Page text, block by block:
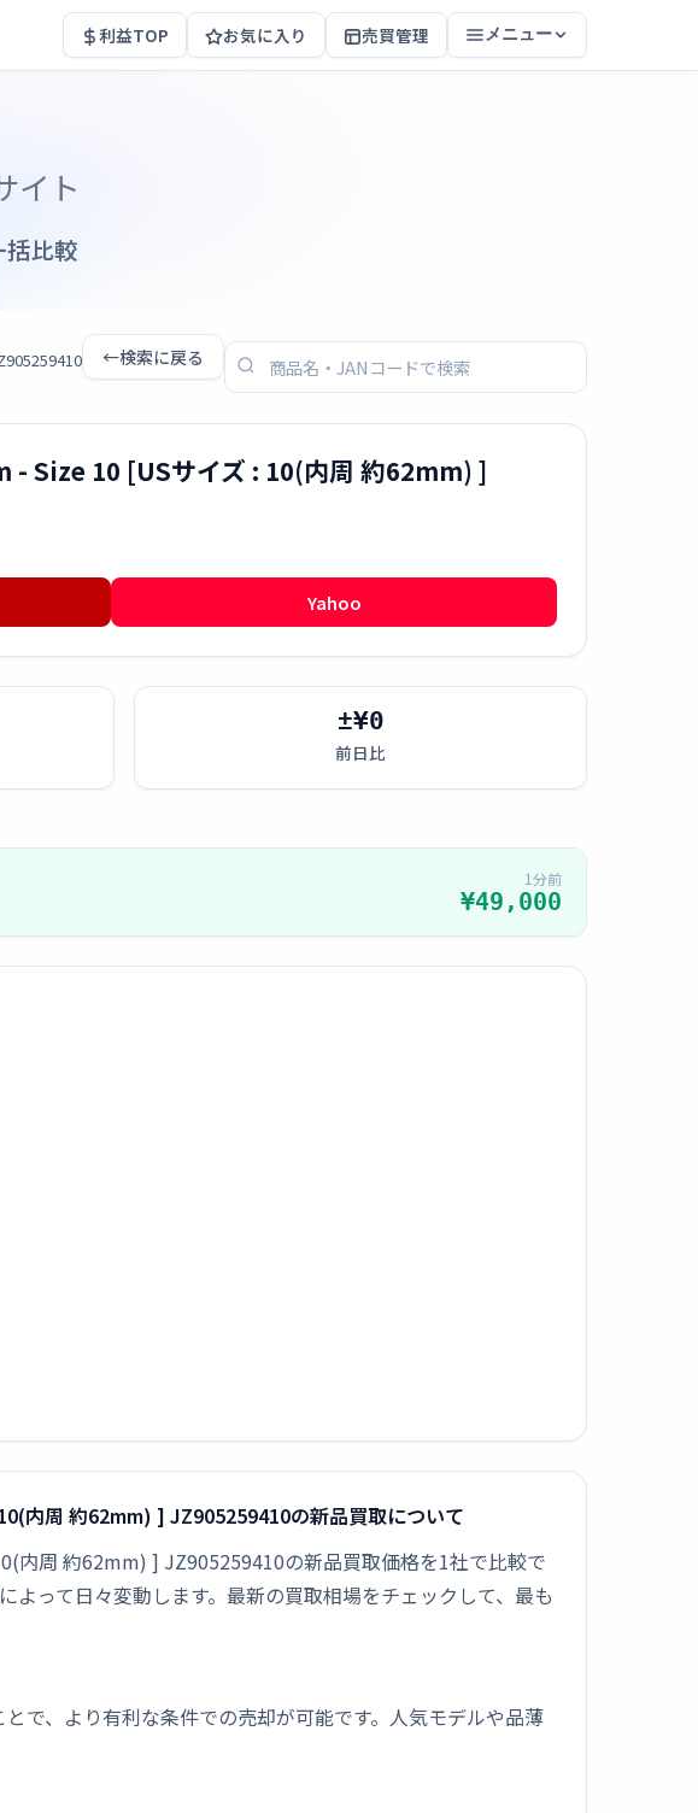
利益TOP お気に入り 売買管理 メニュー
イト
比較
←検索に戻る
Size 10 [USサイズ : 10(内周 約62mm) ]
Yahoo
±¥0
前日比
1分前
¥49,000
内周 約62mm) ] JZ905259410の新品買取について
周 約62mm) ] JZ905259410の新品買取価格を1社で比較で
って日々変動します。最新の買取相場をチェックして、最も
で、より有利な条件での売却が可能です。人気モデルや品薄